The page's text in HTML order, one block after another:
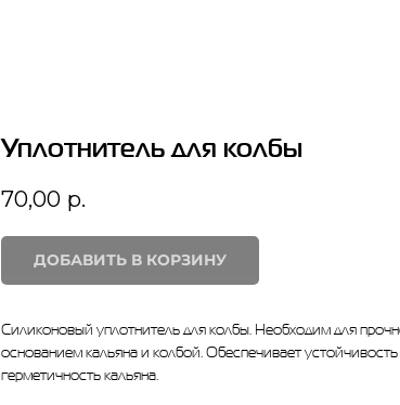
Уплотнитель для колбы
70,00 р.
ДОБАВИТЬ В КОРЗИНУ
Силиконовый уплотнитель для колбы. Необходим для
основанием кальяна и колбой. Обеспечивает устойчивость
герметичность кальяна.